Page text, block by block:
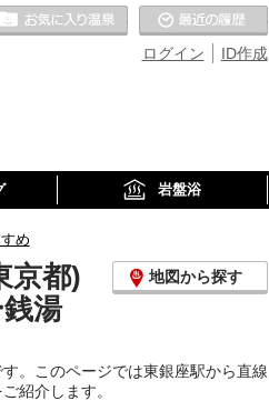
ID作成
ログイン
お気に入りの温泉
岩盤浴
め
京都)
湯
地図から探す
。このページでは東銀座駅から直線
紹介します。